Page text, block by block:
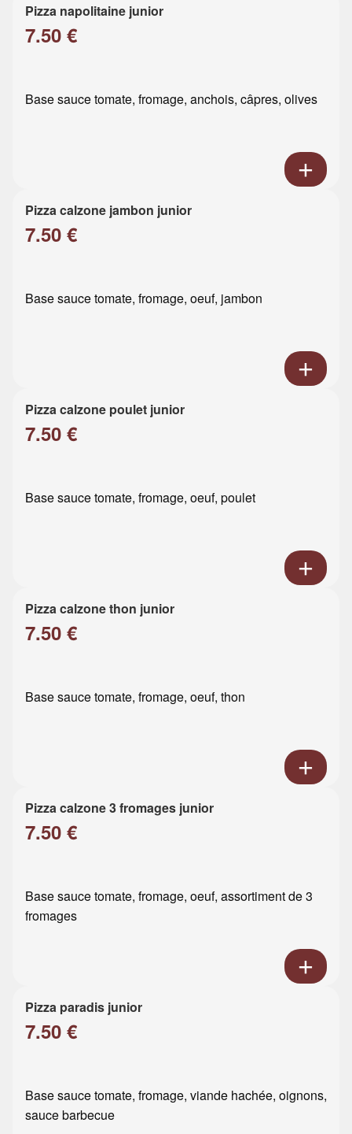
Pizza napolitaine junior
7.50 €
Base sauce tomate, fromage, anchois, câpres, olives
Pizza calzone jambon junior
7.50 €
Base sauce tomate, fromage, oeuf, jambon
Pizza calzone poulet junior
7.50 €
Base sauce tomate, fromage, oeuf, poulet
Pizza calzone thon junior
7.50 €
Base sauce tomate, fromage, oeuf, thon
Pizza calzone 3 fromages junior
7.50 €
Base sauce tomate, fromage, oeuf, assortiment de 3
fromages
Pizza paradis junior
7.50 €
Base sauce tomate, fromage, viande hachée, oignons,
sauce barbecue